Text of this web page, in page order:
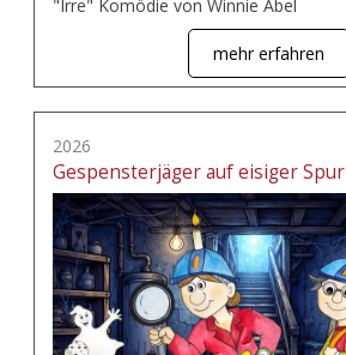
"Irre" Komödie von Winnie Abel
mehr erfahren
2026
Gespensterjäger auf eisiger Spur